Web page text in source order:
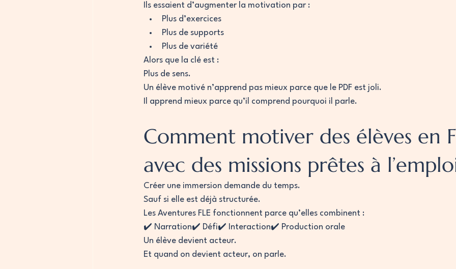
Ils essaient d’augmenter la motivation par :
Plus d’exercices
Plus de supports
Plus de variété
Alors que la clé est :
Plus de sens.
Un élève motivé n’apprend pas mieux parce que le PDF est joli.
Il apprend mieux parce qu’il comprend pourquoi il parle.
Comment motiver des élèves en
avec des missions prêtes à
Créer une immersion demande du temps.
Sauf si elle est déjà structurée.
Les Aventures FLE fonctionnent parce qu’elles combinent :
✔️ Narration✔️ Défi✔️ Interaction✔️ Production orale
Un élève devient acteur.
Et quand on devient acteur, on parle.